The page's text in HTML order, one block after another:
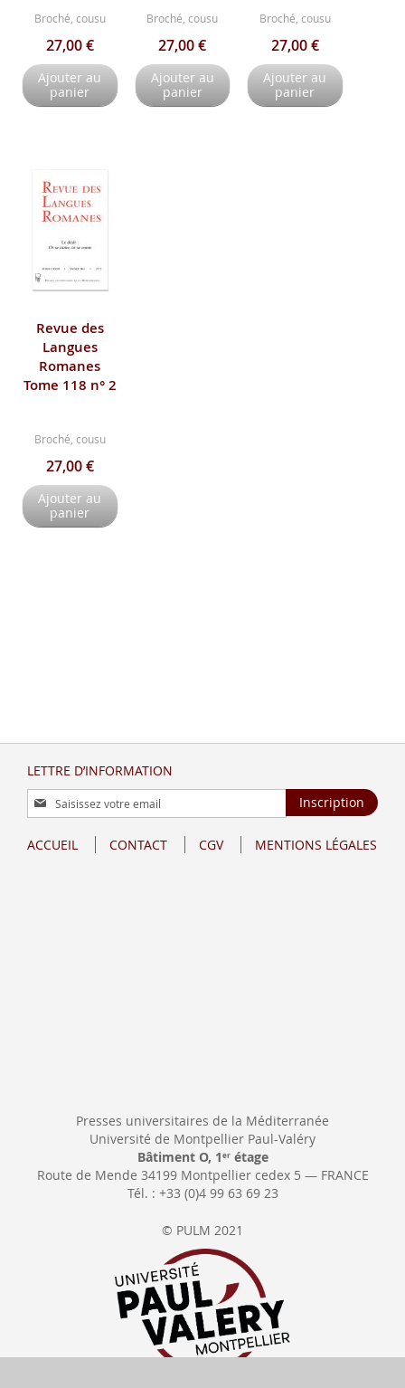
Broché, cousu
27,00 €
Ajouter au
panier
Broché, cousu
27,00 €
Ajouter au
panier
Broché, cousu
27,00 €
Ajouter au
panier
Revue des
Langues
Romanes
Tome 118 n° 2
Broché, cousu
27,00 €
Ajouter au
panier
LETTRE D’INFORMATION
Inscription
à
lettre
Inscription
ACCUEIL CONTACT CGV MENTIONS LÉGALES
Presses universitaires de la Méditerranée
Université de Montpellier Paul-Valéry
Bâtiment O, 1 erétage
Route de Mende 34199 Montpellier cedex 5 — FRANCE
Tél. : +33 (0)4 99 63 69 23
© PULM 2021